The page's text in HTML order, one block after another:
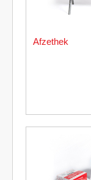
Afzethek